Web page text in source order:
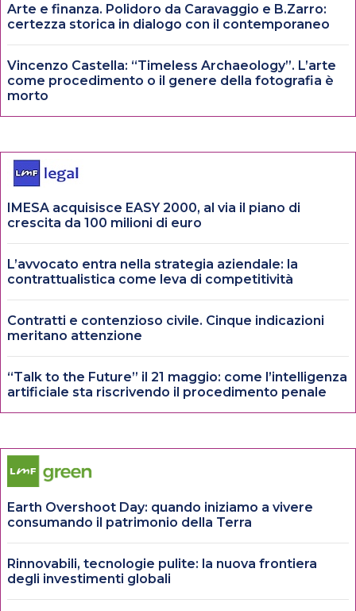
Arte e finanza. Polidoro da Caravaggio e B.Zarro:
certezza storica in dialogo con il contemporaneo
Vincenzo Castella: “Timeless Archaeology”. L’arte
come procedimento o il genere della fotografia è
morto
IMESA acquisisce EASY 2000, al via il piano di
crescita da 100 milioni di euro
L’avvocato entra nella strategia aziendale: la
contrattualistica come leva di competitività
Contratti e contenzioso civile. Cinque indicazioni
meritano attenzione
“Talk to the Future” il 21 maggio: come l’intelligenza
artificiale sta riscrivendo il procedimento penale
Earth Overshoot Day: quando iniziamo a vivere
consumando il patrimonio della Terra
Rinnovabili, tecnologie pulite: la nuova frontiera
degli investimenti globali